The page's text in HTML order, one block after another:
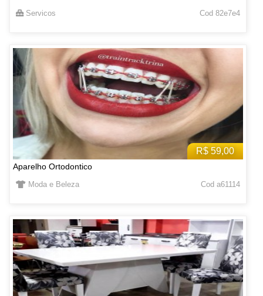
Servicos Cod 82e7e4
R$ 59,00
Aparelho Ortodontico
Moda e Beleza Cod a61114